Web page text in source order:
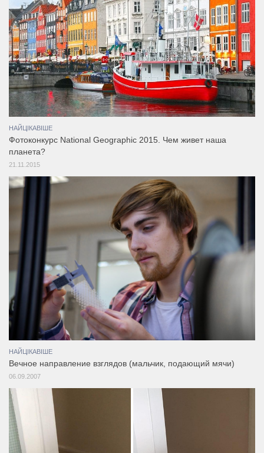
НАЙЦІКАВІШЕ
Фотоконкурс National Geographic 2015. Чем живет наша
планета?
21.11.2015
НАЙЦІКАВІШЕ
Вечное направление взглядов (мальчик, подающий мячи)
06.09.2007